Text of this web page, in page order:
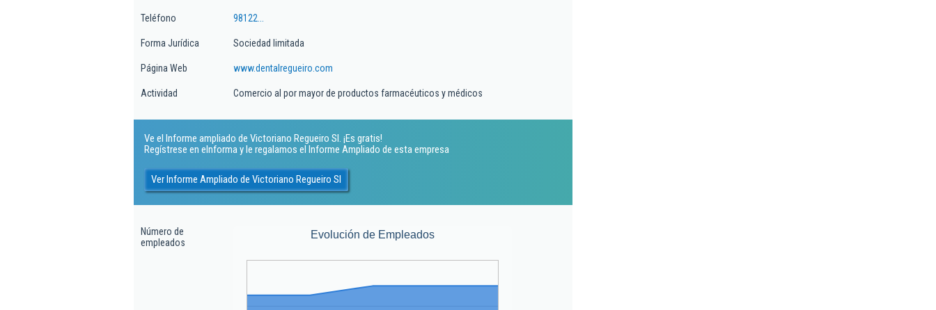
Teléfono 98122...
Forma Jurídica Sociedad limitada
Página Web www.dentalregueiro.com
Actividad Comercio al por mayor de productos farmacéuticos y médicos
Ve el Informe ampliado de Victoriano Regueiro Sl. ¡Es gratis!
Regístrese en eInforma y le regalamos el Informe Ampliado de esta empresa
Ver Informe Ampliado de Victoriano Regueiro Sl
Número de
empleados
Evolución de Empleados